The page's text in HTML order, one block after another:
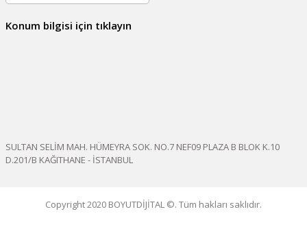
Konum bilgisi için tıklayın
SULTAN SELİM MAH. HÜMEYRA SOK. NO.7 NEF09 PLAZA B BLOK K.10
D.201/B KAĞITHANE - İSTANBUL
Copyright 2020 BOYUTDİJİTAL ©. Tüm hakları saklıdır.